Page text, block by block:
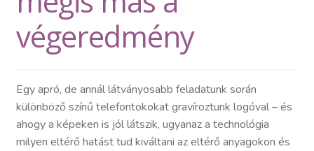
Kapcsolat
végeredmény
Egy apró, de annál látványosabb feladatunk során
különböző színű telefontokokat gravíroztunk logóval – és
ahogy a képeken is jól látszik, ugyanaz a technológia
milyen eltérő hatást tud kiváltani az eltérő anyagokon és